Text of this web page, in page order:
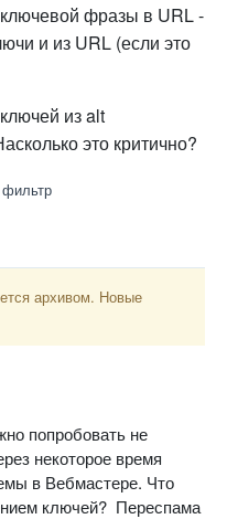
фразы в URL -
и из URL (если это
из alt
это критично?
фильтр
архивом. Новые
попробовать не
некоторое время
в Вебмастере. Что
ключей? Переспама